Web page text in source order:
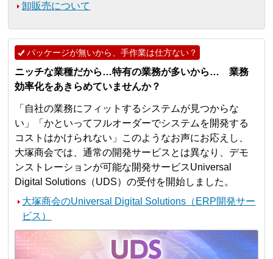
卸販売について
パッケージが無いから、手作業は仕方ない？
ニッチな業種だから…特有の業務が多いから… 業務
効率化をあきらめていませんか？
「自社の業務にフィットするシステムが見つからな
い」「かといってフルオーダーでシステムを開発する
コストはかけられない」このようなお声にお応えし、
大塚商会では、通常の開発サービスとは異なり、デモ
ンストレーションが可能な開発サービスUniversal
Digital Solutions（UDS）の受付を開始しました。
大塚商会のUniversal Digital Solutions（ERP開発サー
ビス）